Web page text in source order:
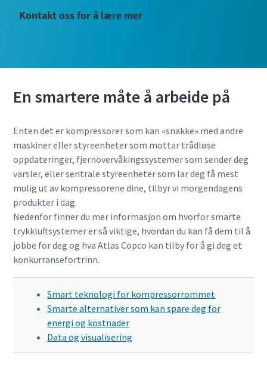
Kontakt oss for å lære mer
En smartere måte å arbeide på
Enten det er kompressorer som kan «snakke» med andre
maskiner eller styreenheter som mottar trådløse
oppdateringer, fjernovervåkingssystemer som sender deg
varsler, eller sentrale styreenheter som lar deg få mest
mulig ut av kompressorene dine, tilbyr vi morgendagens
produkter i dag.
Nedenfor finner du mer informasjon om hvorfor smarte
trykkluftsystemer er så viktige, hvordan du kan få dem til å
jobbe for deg og hva Atlas Copco kan tilby for å gi deg et
konkurransefortrinn.
Smart teknologi for kompressorrommet
Smarte alternativer som kan spare deg for
energi og kostnader
Data og visualisering